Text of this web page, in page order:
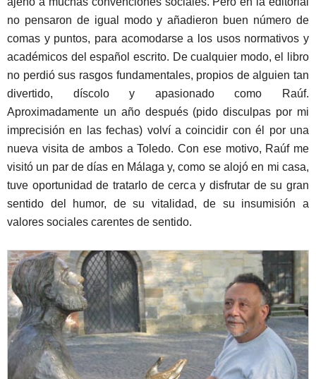
no pensaron de igual modo y añadieron buen número de
comas y puntos, para acomodarse a los usos normativos y
académicos del español escrito. De cualquier modo, el libro
no perdió sus rasgos fundamentales, propios de alguien tan
divertido, díscolo y apasionado como Raúf.
Aproximadamente un año después (pido disculpas por mi
imprecisión en las fechas) volví a coincidir con él por una
nueva visita de ambos a Toledo. Con ese motivo, Raúf me
visitó un par de días en Málaga y, como se alojó en mi casa,
tuve oportunidad de tratarlo de cerca y disfrutar de su gran
sentido del humor, de su vitalidad, de su insumisión a
valores sociales carentes de sentido.